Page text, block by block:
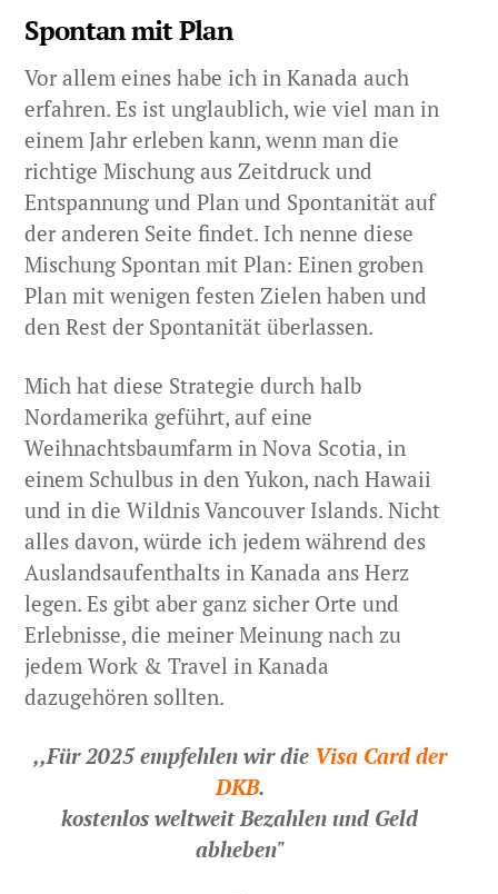
Spontan mit Plan
Vor allem eines habe ich in Kanada auch
erfahren. Es ist unglaublich, wie viel man in
einem Jahr erleben kann, wenn man die
richtige Mischung aus Zeitdruck und
Entspannung und Plan und Spontanität auf
der anderen Seite findet. Ich nenne diese
Mischung Spontan mit Plan: Einen groben
Plan mit wenigen festen Zielen haben und
den Rest der Spontanität überlassen.
Mich hat diese Strategie durch halb
Nordamerika geführt, auf eine
Weihnachtsbaumfarm in Nova Scotia, in
einem Schulbus in den Yukon, nach Hawaii
und in die Wildnis Vancouver Islands. Nicht
alles davon, würde ich jedem während des
Auslandsaufenthalts in Kanada ans Herz
legen. Es gibt aber ganz sicher Orte und
Erlebnisse, die meiner Meinung nach zu
jedem Work & Travel in Kanada
dazugehören sollten.
,,Für 2025 empfehlen wir die Visa Card der
DKB.
kostenlos weltweit Bezahlen und Geld
abheben"